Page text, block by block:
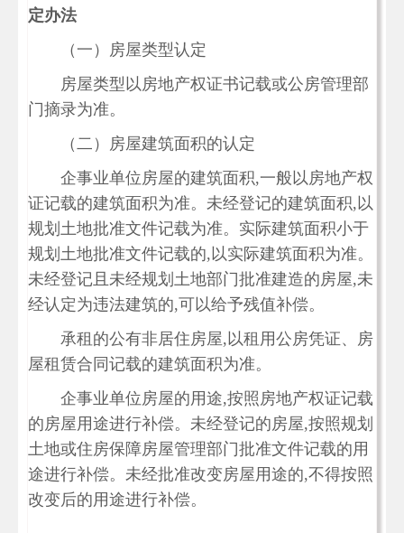
定办法
（一）房屋类型认定
房屋类型以房地产权证书记载或公房管理部
门摘录为准。
（二）房屋建筑面积的认定
企事业单位房屋的建筑面积,一般以房地产权
证记载的建筑面积为准。未经登记的建筑面积,以
规划土地批准文件记载为准。实际建筑面积小于
规划土地批准文件记载的,以实际建筑面积为准。
未经登记且未经规划土地部门批准建造的房屋,未
经认定为违法建筑的,可以给予残值补偿。
承租的公有非居住房屋,以租用公房凭证、房
屋租赁合同记载的建筑面积为准。
企事业单位房屋的用途,按照房地产权证记载
的房屋用途进行补偿。未经登记的房屋,按照规划
土地或住房保障房屋管理部门批准文件记载的用
途进行补偿。未经批准改变房屋用途的,不得按照
改变后的用途进行补偿。